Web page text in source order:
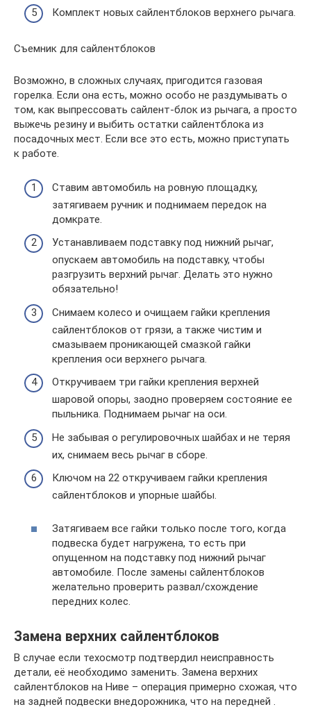
Комплект новых сайлентблоков верхнего рычага.
Съемник для сайлентблоков
Возможно, в сложных случаях, пригодится газовая
горелка. Если она есть, можно особо не раздумывать о
том, как выпрессовать сайлент-блок из рычага, а просто
выжечь резину и выбить остатки сайлентблока из
посадочных мест. Если все это есть, можно приступать
к работе.
Ставим автомобиль на ровную площадку,
затягиваем ручник и поднимаем передок на
домкрате.
Устанавливаем подставку под нижний рычаг,
опускаем автомобиль на подставку, чтобы
разгрузить верхний рычаг. Делать это нужно
обязательно!
Снимаем колесо и очищаем гайки крепления
сайлентблоков от грязи, а также чистим и
смазываем проникающей смазкой гайки
крепления оси верхнего рычага.
Откручиваем три гайки крепления верхней
шаровой опоры, заодно проверяем состояние ее
пыльника. Поднимаем рычаг на оси.
Не забывая о регулировочных шайбах и не теряя
их, снимаем весь рычаг в сборе.
Ключом на 22 откручиваем гайки крепления
сайлентблоков и упорные шайбы.
Затягиваем все гайки только после того, когда
подвеска будет нагружена, то есть при
опущенном на подставку под нижний рычаг
автомобиле. После замены сайлентблоков
желательно проверить развал/схождение
передних колес.
Замена верхних сайлентблоков
В случае если техосмотр подтвердил неисправность
детали, её необходимо заменить. Замена верхних
сайлентблоков на Ниве – операция примерно схожая, что
на задней подвески внедорожника, что на передней .